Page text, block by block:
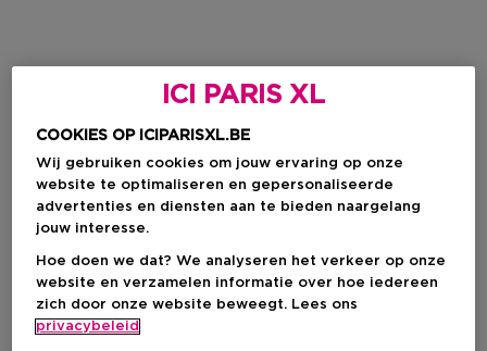
ICI PARIS XL
COOKIES OP ICIPARISXL.BE
Wij gebruiken cookies om jouw ervaring op onze
website te optimaliseren en gepersonaliseerde
advertenties en diensten aan te bieden naargelang
jouw interesse.
Hoe doen we dat? We analyseren het verkeer op onze
website en verzamelen informatie over hoe iedereen
zich door onze website beweegt. Lees ons
privacybeleid